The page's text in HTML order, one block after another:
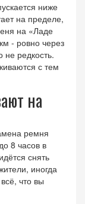
ниже
на пределе,
на «Ладе
- ровно через
редкость.
с тем
на
ремня
8 часов в
снять
иногда
что вы